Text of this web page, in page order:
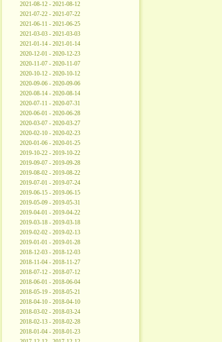
2021-08-12 - 2021-08-12
2021-07-22 - 2021-07-22
2021-06-11 - 2021-06-25
2021-03-03 - 2021-03-03
2021-01-14 - 2021-01-14
2020-12-01 - 2020-12-23
2020-11-07 - 2020-11-07
2020-10-12 - 2020-10-12
2020-09-06 - 2020-09-06
2020-08-14 - 2020-08-14
2020-07-11 - 2020-07-31
2020-06-01 - 2020-06-28
2020-03-07 - 2020-03-27
2020-02-10 - 2020-02-23
2020-01-06 - 2020-01-25
2019-10-22 - 2019-10-22
2019-09-07 - 2019-09-28
2019-08-02 - 2019-08-22
2019-07-01 - 2019-07-24
2019-06-15 - 2019-06-15
2019-05-09 - 2019-05-31
2019-04-01 - 2019-04-22
2019-03-18 - 2019-03-18
2019-02-02 - 2019-02-13
2019-01-01 - 2019-01-28
2018-12-03 - 2018-12-03
2018-11-04 - 2018-11-27
2018-07-12 - 2018-07-12
2018-06-01 - 2018-06-04
2018-05-19 - 2018-05-21
2018-04-10 - 2018-04-10
2018-03-02 - 2018-03-24
2018-02-13 - 2018-02-28
2018-01-04 - 2018-01-23